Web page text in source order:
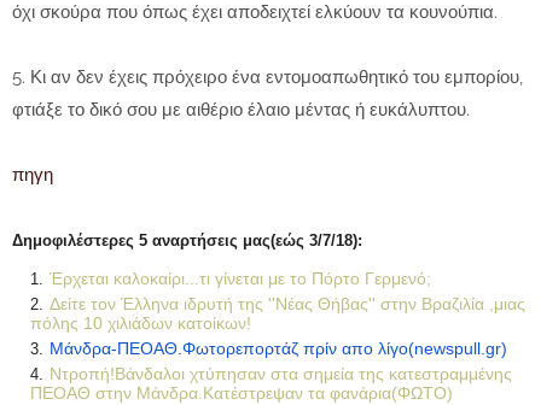
όχι σκούρα που όπως έχει αποδειχτεί ελκύουν τα κουνούπια.
5. Κι αν δεν έχεις πρόχειρο ένα εντομοαπωθητικό του εμπορίου,
φτιάξε το δικό σου με αιθέριο έλαιο μέντας ή ευκάλυπτου.
πηγη
Δημοφιλέστερες 5 αναρτήσεις μας(εώς 3/7/18):
Έρχεται καλοκαίρι...τι γίνεται με το Πόρτο Γερμενό;
Δείτε τον Έλληνα ιδρυτή της ''Νέας Θήβας'' στην Βραζιλία ,μιας
πόλης 10 χιλιάδων κατοίκων!
Μάνδρα-ΠΕΟΑΘ.Φωτορεπορτάζ πρίν απο λίγο(newspull.gr)
Ντροπή!Βάνδαλοι χτύπησαν στα σημεία της κατεστραμμένης
ΠΕΟΑΘ στην Μάνδρα.Κατέστρεψαν τα φανάρια(ΦΩΤΟ)